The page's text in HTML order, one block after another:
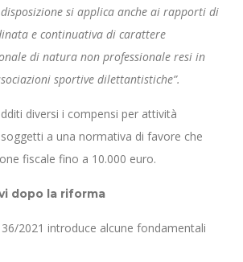
si applica anche ai rapporti di
e continuativa di carattere
di natura non professionale resi in
sportive dilettantistiche”.
diversi i compensi per attività
a una normativa di favore che
fiscale fino a 10.000 euro.
dopo la riforma
2021 introduce alcune fondamentali